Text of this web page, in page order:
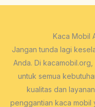
Kaca Mobil
Jangan tunda lagi
Anda. Di
untuk semua
kualitas dan
penggantian kaca mobil